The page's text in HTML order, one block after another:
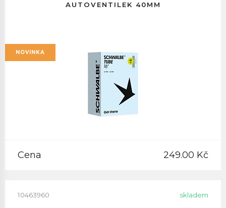
AUTOVENTILEK 40MM
NOVINKA
Cena 249.00 Kč
10463960 skladem